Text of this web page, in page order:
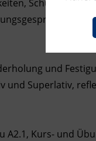
Schule und
und
und Superlativ,
A2.1, Kurs- und